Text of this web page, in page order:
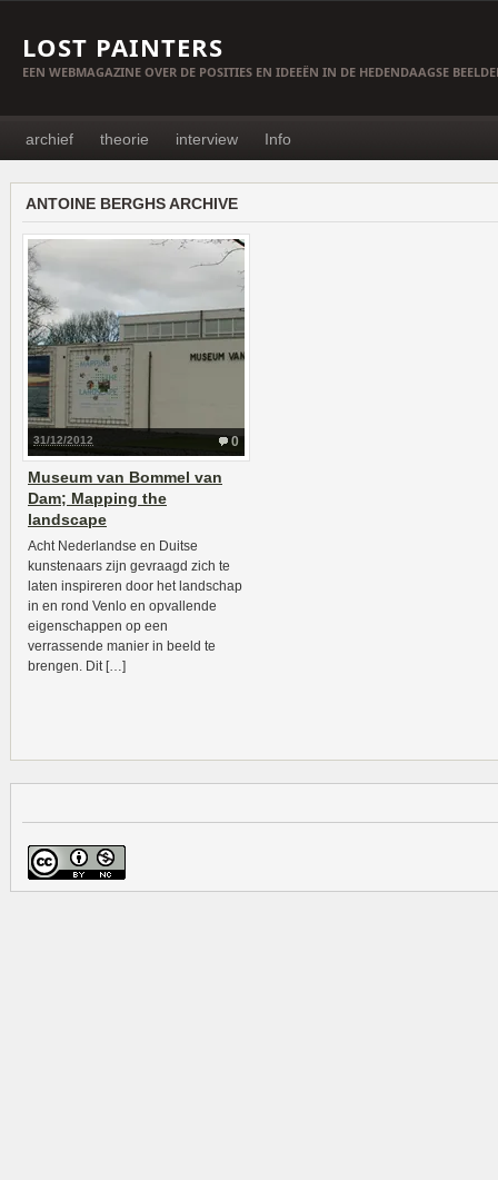
LOST PAINTERS
EEN WEBMAGAZINE OVER DE POSITIES EN IDEEËN IN DE HEDENDAAGSE
archief theorie interview Info
ANTOINE BERGHS ARCHIVE
0
31/12/2012
Museum van Bommel van
Dam; Mapping the
landscape
Acht Nederlandse en Duitse
kunstenaars zijn gevraagd zich te
laten inspireren door het landschap
in en rond Venlo en opvallende
eigenschappen op een
verrassende manier in beeld te
brengen. Dit […]